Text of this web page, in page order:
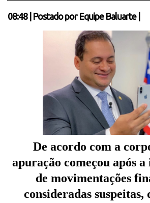
08:48| Postado por Equipe Baluarte
De acordo com a
apuração começou após
de movimentações
consideradas